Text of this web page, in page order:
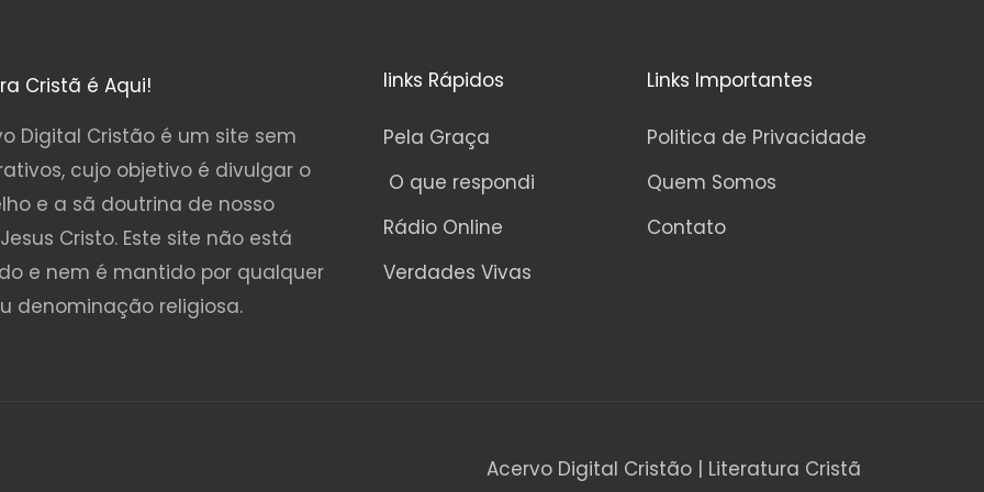
Cristã é Aqui!
Digital Cristão é um site sem
cujo objetivo é divulgar o
e a sã doutrina de nosso
Cristo. Este site não está
e nem é mantido por qualquer
denominação religiosa.
links Rápidos
Pela Graça
O que respondi
Rádio Online
Verdades Vivas
Links Importantes
Politica de Privacidade
Quem Somos
Contato
Acervo Digital Cristão | Literatura Cristã